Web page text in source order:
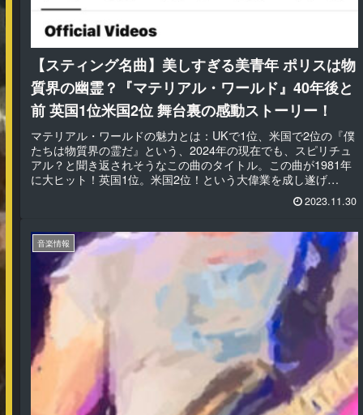
【スティング名曲】美しすぎる美青年 ポリスは物
質界の幽霊？『マテリアル・ワールド』40年後と
前 英国1位米国2位 舞台裏の感動ストーリー！
マテリアル・ワールドの魅力とは：UKで1位、米国で2位の『僕
たちは物質界の霊だ』という、2024年の現在でも、スピリチュ
アル？と聞き返されそうなこの曲のタイトル。この曲が1981年
に大ヒット！英国1位。米国2位！という大偉業を成し遂げ
2023.11.30
音楽情報